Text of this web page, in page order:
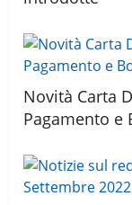
Novità Carta
Pagamento e